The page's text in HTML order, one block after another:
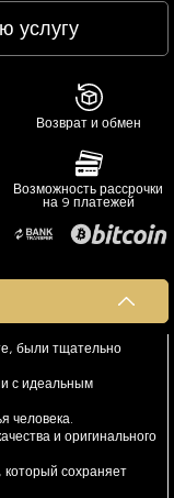
услугу
Возврат и обмен
Возможность рассрочки
на 9 платежей
были тщательно
с идеальным
человека.
и оригинального
сохраняет